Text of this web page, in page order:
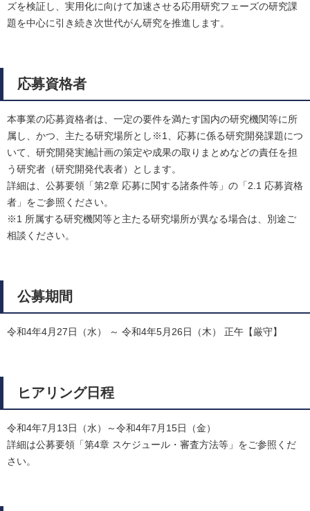
ズを検証し、実用化に向けて加速させる応用研究フェーズの研究課
題を中心に引き続き次世代がん研究を推進します。
応募資格者
本事業の応募資格者は、一定の要件を満たす国内の研究機関等に所
属し、かつ、主たる研究場所とし※1、応募に係る研究開発課題につ
いて、研究開発実施計画の策定や成果の取りまとめなどの責任を担
う研究者（研究開発代表者）とします。
詳細は、公募要領「第2章 応募に関する諸条件等」の「2.1 応募資格
者」をご参照ください。
※1 所属する研究機関等と主たる研究場所が異なる場合は、別途ご
相談ください。
公募期間
令和4年4月27日（水） ～ 令和4年5月26日（木） 正午【厳守】
ヒアリング日程
令和4年7月13日（水）～令和4年7月15日（金）
詳細は公募要領「第4章 スケジュール・審査方法等」をご参照くだ
さい。